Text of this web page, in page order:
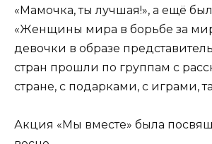
«Мамочка, ты лучшая!», а ещё
«Женщины мира в борьбе за
девочки в образе
стран прошли по группам с
стране, с подарками, с играми,
Акция «Мы вместе» была